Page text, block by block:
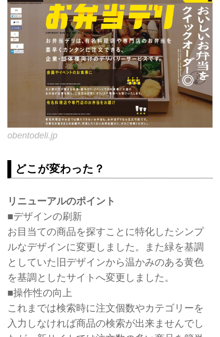
obentodeli.jp
どこが変わった？
リニューアルのポイント
■デザインの刷新
お目当ての商品を探すことに特化したシンプ
ルなデザインに変更しました。また緑を基調
としていた旧デザインから温かみのある黄色
を基調としたサイトへ変更しました。
■操作性の向上
これまでは検索時に注文個数やカテゴリーを
入力しなければ商品の検索が出来ませんでし